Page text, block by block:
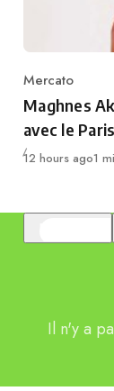
Category
Mercato
Maghnes
avec le
Publié
12 hours ago1
Il n'y a